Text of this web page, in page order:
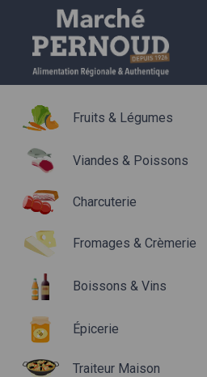
Fruits & Légumes
Viandes & Poissons
Charcuterie
Fromages & Crèmerie
Boissons & Vins
Épicerie
Traiteur Maison